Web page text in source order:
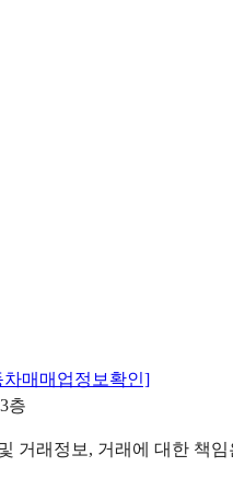
차매매업정보확인]
층
거래정보, 거래에 대한 책